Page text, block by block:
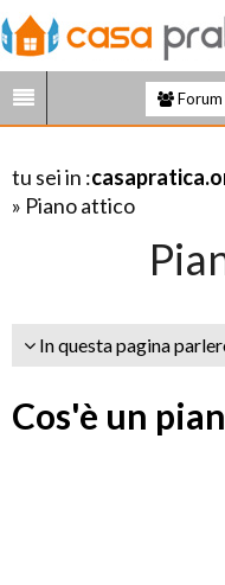
Forum
tu sei in :
» Piano attico
In questa pagina
Cos'è un